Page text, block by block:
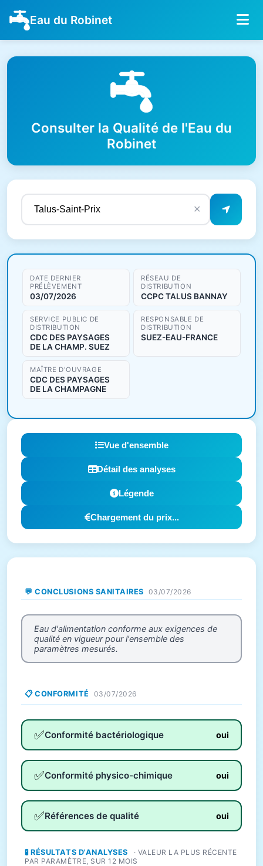
Eau du Robinet
Consulter la Qualité de l'Eau du
Robinet
✕
Résultats de qualité de l'eau
DATE DERNIER
PRÉLÈVEMENT
03/07/2026
RÉSEAU DE
DISTRIBUTION
CCPC TALUS BANNAY
SERVICE PUBLIC DE
DISTRIBUTION
CDC DES PAYSAGES
DE LA CHAMP. SUEZ
RESPONSABLE DE
DISTRIBUTION
SUEZ-EAU-FRANCE
MAÎTRE D'OUVRAGE
CDC DES PAYSAGES
DE LA CHAMPAGNE
Vue d'ensemble
Détail des analyses
Légende
Chargement du prix...
💬 CONCLUSIONS SANITAIRES 03/07/2026
Eau d'alimentation conforme aux exigences de
qualité en vigueur pour l'ensemble des
paramètres mesurés.
📋 CONFORMITÉ 03/07/2026
✅Conformité bactériologique oui
✅Conformité physico-chimique oui
✅Références de qualité oui
🧪 RÉSULTATS D'ANALYSES
· VALEUR LA PLUS RÉCENTE
PAR PARAMÈTRE, SUR 12 MOIS